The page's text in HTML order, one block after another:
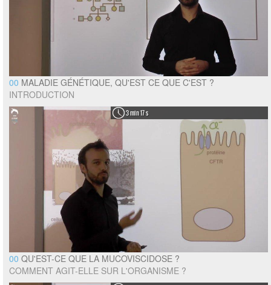
00 MALADIE GÉNÉTIQUE, QU'EST CE QUE C'EST ?
INTRODUCTION
3 min 17 s
00 QU'EST-CE QUE LA MUCOVISCIDOSE ?
COMMENT AGIT-ELLE SUR L'ORGANISME ?